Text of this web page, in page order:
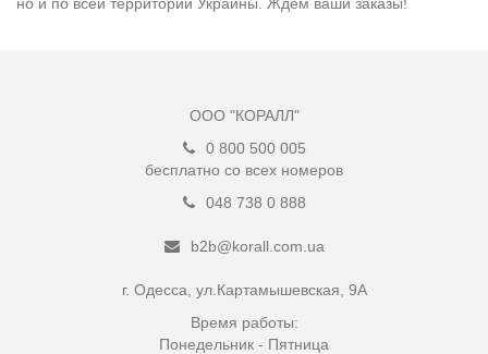
ООО "КОРАЛЛ"
0 800 500 005
бесплатно со всех номеров
048 738 0 888
b2b@korall.com.ua
г. Одесса, ул.Картамышевская, 9А
Время работы:
Понедельник - Пятница